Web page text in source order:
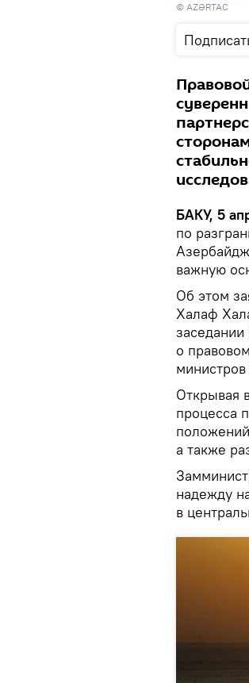
© AZƏRTAC
БАКУ, 5
по
важную
Об этом
Халаф
о
Открывая
процесса
а также
надежду
в